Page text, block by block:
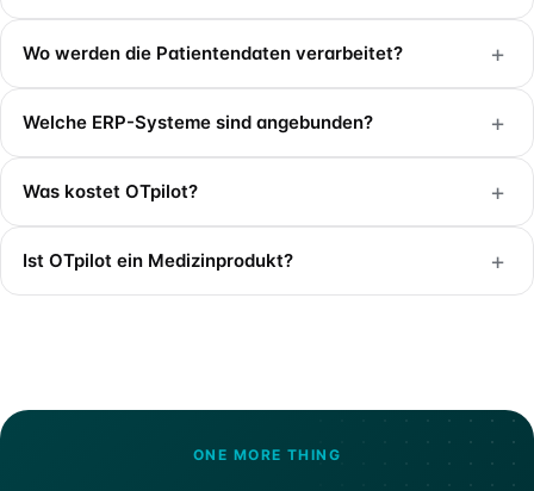
Wo werden die Patientendaten verarbeitet? +
Welche ERP-Systeme sind angebunden? +
Was kostet OTpilot? +
Ist OTpilot ein Medizinprodukt? +
ONE MORE THING